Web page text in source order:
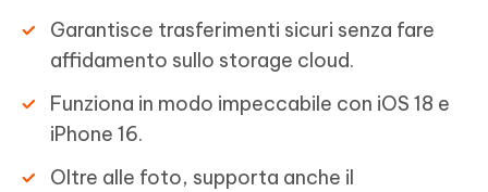
Garantisce trasferimenti sicuri senza fare
affidamento sullo storage cloud.
Funziona in modo impeccabile con iOS 18 e
iPhone 16.
Oltre alle foto, supporta anche il